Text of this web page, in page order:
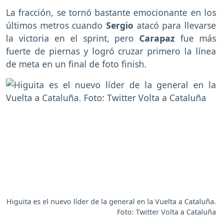
La fracción, se tornó bastante emocionante en los
últimos metros cuando Sergio atacó para llevarse
la victoria en el sprint, pero Carapaz fue más
fuerte de piernas y logró cruzar primero la línea
de meta en un final de foto finish.
Higuita es el nuevo líder de la general en la Vuelta a Cataluña.
Foto: Twitter Volta a Cataluña